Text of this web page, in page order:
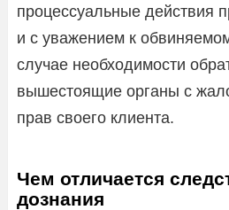
процессуальные действия
и с уважением к
случае необходимости
вышестоящие органы с
прав своего клиента.
Чем отличается
дознания